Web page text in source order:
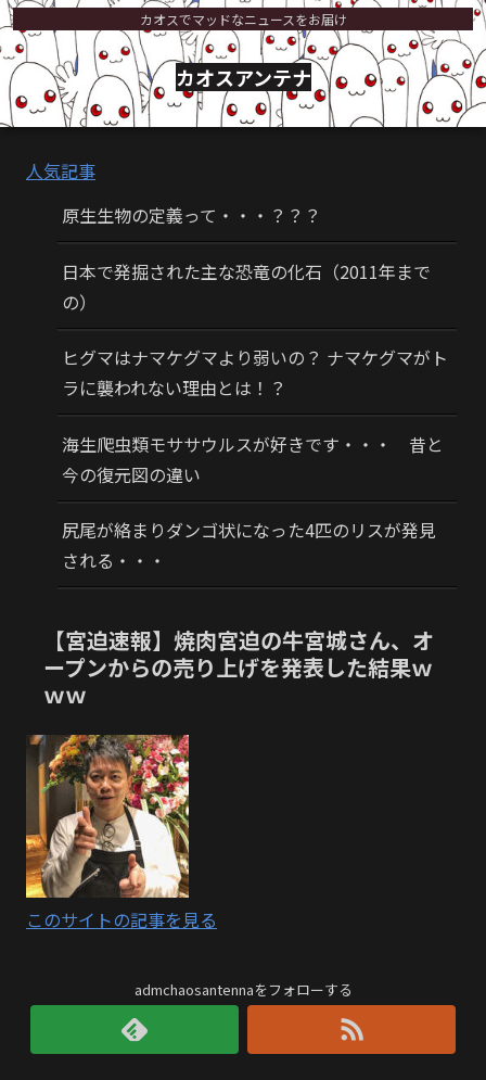
カオスでマッドなニュースをお届け
カオスアンテナ
人気記事
原生生物の定義って・・・？？？
日本で発掘された主な恐竜の化石（2011年まで
の）
ヒグマはナマケグマより弱いの？ ナマケグマがト
ラに襲われない理由とは！？
海生爬虫類モササウルスが好きです・・・ 昔と
今の復元図の違い
尻尾が絡まりダンゴ状になった4匹のリスが発見
される・・・
【宮迫速報】焼肉宮迫の牛宮城さん、オ
ープンからの売り上げを発表した結果ｗ
ｗｗ
このサイトの記事を見る
admchaosantennaをフォローする